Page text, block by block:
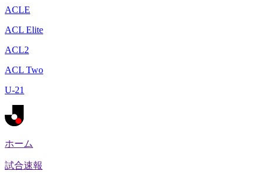
ACLE
ACL Elite
ACL2
ACL Two
U-21
ホーム
試合速報